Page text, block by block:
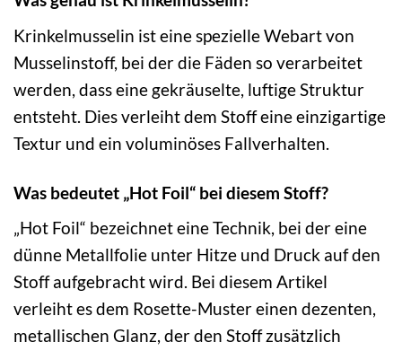
Krinkelmusselin ist eine spezielle Webart von
Musselinstoff, bei der die Fäden so verarbeitet
werden, dass eine gekräuselte, luftige Struktur
entsteht. Dies verleiht dem Stoff eine einzigartige
Textur und ein voluminöses Fallverhalten.
Was bedeutet „Hot Foil“ bei diesem Stoff?
„Hot Foil“ bezeichnet eine Technik, bei der eine
dünne Metallfolie unter Hitze und Druck auf den
Stoff aufgebracht wird. Bei diesem Artikel
verleiht es dem Rosette-Muster einen dezenten,
metallischen Glanz, der den Stoff zusätzlich